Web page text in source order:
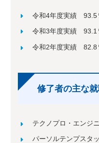
令和4年度実績 93.5
令和3年度実績 93.1
令和2年度実績 82.8
修了者の主な
テクノプロ・エンジ
パーソルテンプスタ